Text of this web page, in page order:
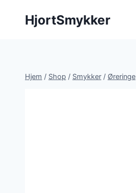
HjortSmykker
Hjem / Shop / Smykker / Øreringe